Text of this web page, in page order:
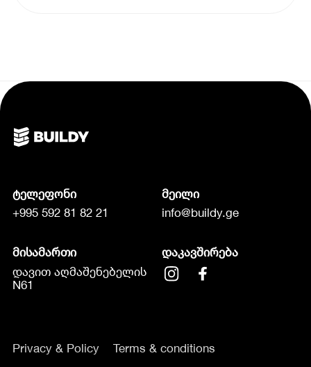
ტელეფონი
+995 592 81 82 21
მეილი
info@buildy.ge
მისამართი
დავით აღმაშენებელის
N61
დაკავშირება
Privacy & Policy Terms & conditions